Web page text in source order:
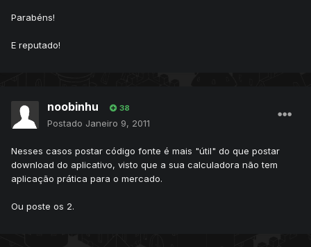
Parabéns!
E reputado!
noobinhu 38
Postado Janeiro 9, 2011
Nesses casos postar código fonte é mais "útil" do que postar
download do aplicativo, visto que a sua calculadora não tem
aplicação prática para o mercado.
Ou poste os 2.